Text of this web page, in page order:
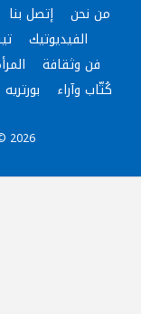
من نحن إتصل بنا
الفيديوتيك
فن وثقافة
كُتّاب وآراء
بورتريه
2026 © - أشكاين جميع الحقوق محفوظة